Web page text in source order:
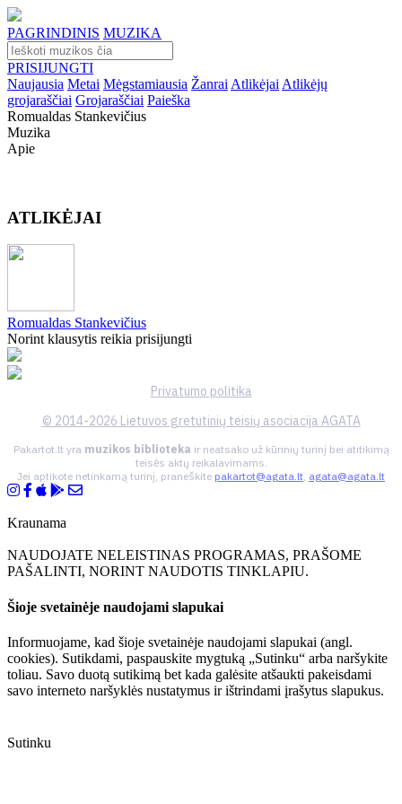
PAGRINDINIS MUZIKA
PRISIJUNGTI
Naujausia Metai Mėgstamiausia Žanrai Atlikėjai Atlikėjų
grojaraščiai Grojaraščiai Paieška
Romualdas Stankevičius
Muzika
Apie
ATLIKĖJAI
Romualdas Stankevičius
Norint klausytis reikia prisijungti
Privatumo politika
© 2014-2026 Lietuvos gretutinių teisių asociacija AGATA
Pakartot.lt yra muzikos biblioteka ir neatsako už kūrinių turinį bei atitikimą
teisės aktų reikalavimams.
Jei aptikote netinkamą turinį, praneškite pakartot@agata.lt, agata@agata.lt
Kraunama
NAUDOJATE NELEISTINAS PROGRAMAS, PRAŠOME
PAŠALINTI, NORINT NAUDOTIS TINKLAPIU.
Šioje svetainėje naudojami slapukai
Informuojame, kad šioje svetainėje naudojami slapukai (angl.
cookies). Sutikdami, paspauskite mygtuką „Sutinku“ arba naršykite
toliau. Savo duotą sutikimą bet kada galėsite atšaukti pakeisdami
savo interneto naršyklės nustatymus ir ištrindami įrašytus slapukus.
Sutinku